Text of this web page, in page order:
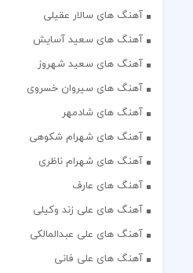
آهنگ های سالار عقیلی
آهنگ های سعید آسایش
آهنگ های سعید شهروز
آهنگ های سیروان خسروی
آهنگ های شادمهر
آهنگ های شهرام شکوهی
آهنگ های شهرام ناظری
آهنگ های عارف
آهنگ های علی زند وکیلی
آهنگ های علی عبدالمالکی
آهنگ های علی فانی